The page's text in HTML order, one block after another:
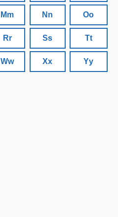
Mm Nn Oo
Rr Ss Tt
Ww Xx Yy